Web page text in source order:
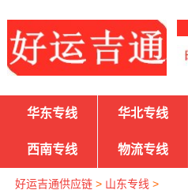
华东专线 华北专线
西南专线 物流专线
好运吉通供应链> 山东专线 >